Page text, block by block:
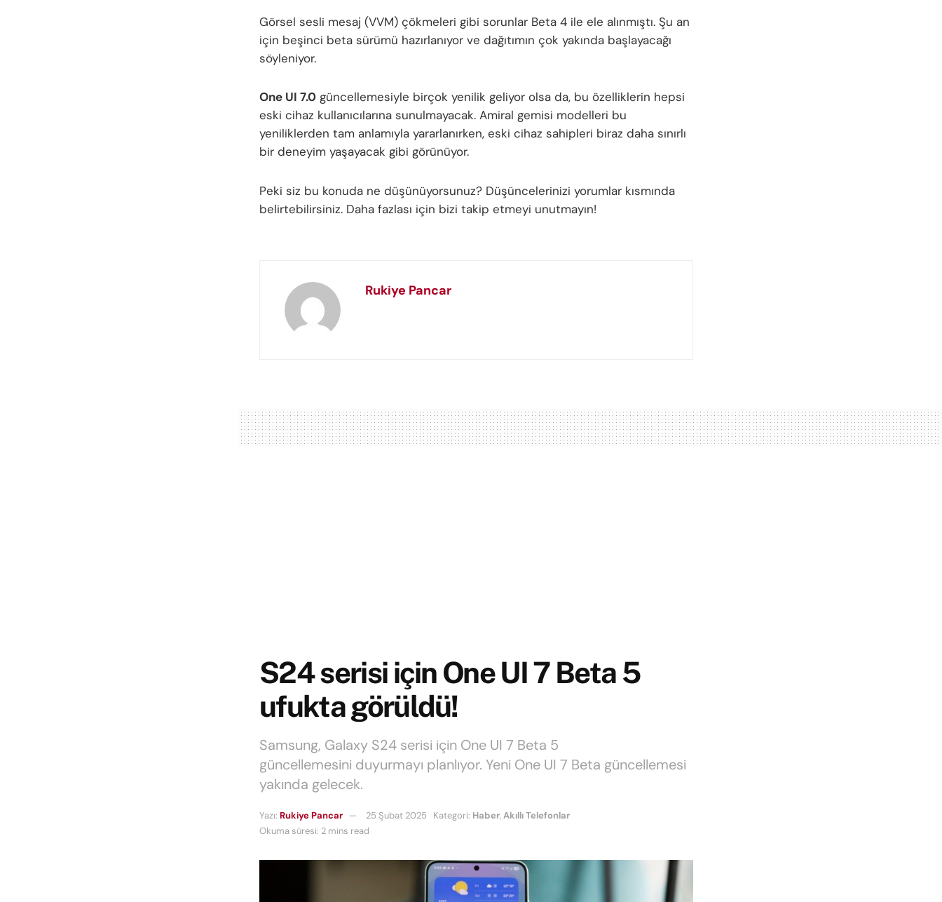
Görsel sesli mesaj (VVM) çökmeleri gibi sorunlar Beta 4 ile ele alınmıştı. Şu an
için beşinci beta sürümü hazırlanıyor ve dağıtımın çok yakında başlayacağı
söyleniyor.
One UI 7.0 güncellemesiyle birçok yenilik geliyor olsa da, bu özelliklerin hepsi
eski cihaz kullanıcılarına sunulmayacak. Amiral gemisi modelleri bu
yeniliklerden tam anlamıyla yararlanırken, eski cihaz sahipleri biraz daha sınırlı
bir deneyim yaşayacak gibi görünüyor.
Peki siz bu konuda ne düşünüyorsunuz? Düşüncelerinizi yorumlar kısmında
belirtebilirsiniz. Daha fazlası için bizi takip etmeyi unutmayın!
Rukiye Pancar
S24 serisi için One UI 7 Beta 5
ufukta görüldü!
Samsung, Galaxy S24 serisi için One UI 7 Beta 5
güncellemesini duyurmayı planlıyor. Yeni One UI 7 Beta güncellemesi
yakında gelecek.
Yazı: Rukiye Pancar 25 Şubat 2025 Kategori: Haber,Akıllı Telefonlar
Okuma süresi: 2 mins read